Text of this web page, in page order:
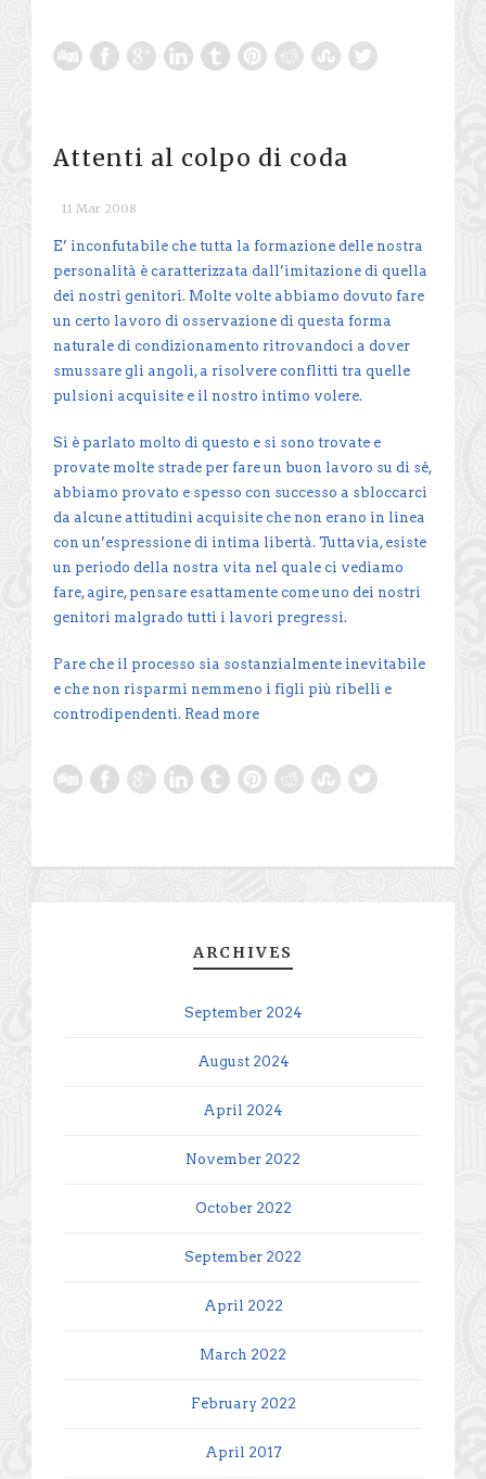
Attenti al colpo di coda
11 Mar 2008
E’ inconfutabile che tutta la formazione delle nostra
personalità è caratterizzata dall’imitazione di quella
dei nostri genitori. Molte volte abbiamo dovuto fare
un certo lavoro di osservazione di questa forma
naturale di condizionamento ritrovandoci a dover
smussare gli angoli, a risolvere conflitti tra quelle
pulsioni acquisite e il nostro intimo volere.
Si è parlato molto di questo e si sono trovate e
provate molte strade per fare un buon lavoro su di sé,
abbiamo provato e spesso con successo a sbloccarci
da alcune attitudini acquisite che non erano in linea
con un’espressione di intima libertà. Tuttavia, esiste
un periodo della nostra vita nel quale ci vediamo
fare, agire, pensare esattamente come uno dei nostri
genitori malgrado tutti i lavori pregressi.
Pare che il processo sia sostanzialmente inevitabile
e che non risparmi nemmeno i figli più ribelli e
controdipendenti. Read more
ARCHIVES
September 2024
August 2024
April 2024
November 2022
October 2022
September 2022
April 2022
March 2022
February 2022
April 2017